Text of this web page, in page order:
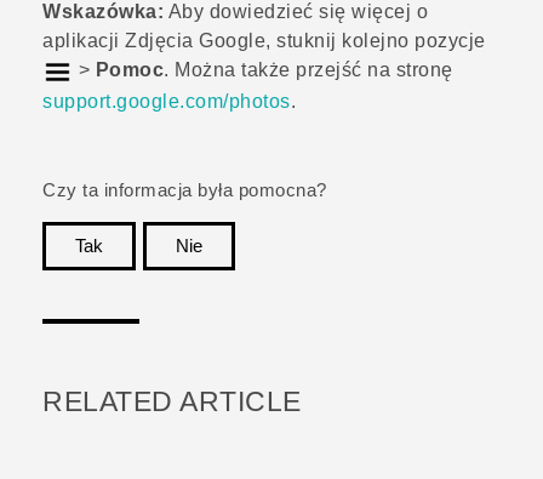
Wskazówka: Aby dowiedzieć się więcej o
aplikacji Zdjęcia Google, stuknij kolejno pozycje
> Pomoc. Można także przejść na stronę
support.google.com/photos.
Czy ta informacja była pomocna?
Tak
Nie
RELATED ARTICLE